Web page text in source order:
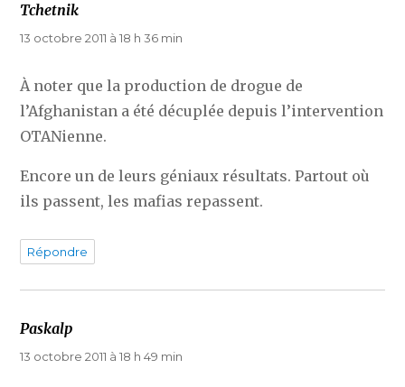
Tchetnik
13 octobre 2011 à 18 h 36 min
À noter que la production de drogue de
l’Afghanistan a été décuplée depuis l’intervention
OTANienne.
Encore un de leurs géniaux résultats. Partout où
ils passent, les mafias repassent.
Répondre
Paskalp
13 octobre 2011 à 18 h 49 min